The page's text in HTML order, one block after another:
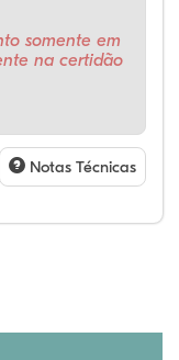
somente em
na certidão
Notas Técnicas